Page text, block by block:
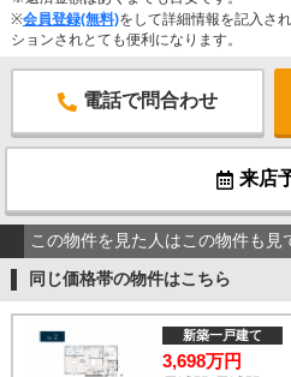
※会員登録(無料)をして詳細情報を記入さ
ションされとても便利になります。
電話で問合わせ
来店
この物件を見た人はこの物件も見
同じ価格帯の物件はこちら
新築一戸建て
3,698万円